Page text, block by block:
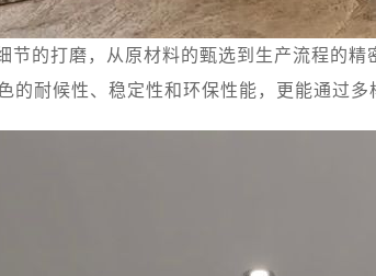
的打磨，从原材料的甄选到生产流程的
耐候性、稳定性和环保性能，更能通过多